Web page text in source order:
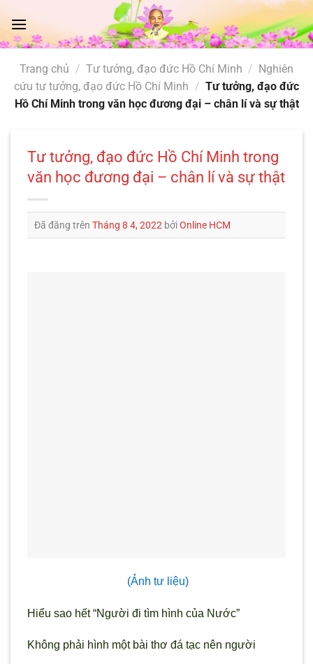
đến
nội
Trang chủ / Tư tưởng, đạo đức Hồ Chí Minh / Nghiên
cứu tư tưởng, đạo đức Hồ Chí Minh / Tư tưởng, đạo đức
Hồ Chí Minh trong văn học đương đại – chân lí và sự thật
Tư tưởng, đạo đức Hồ Chí Minh trong
văn học đương đại – chân lí và sự thật
Đã đăng trên Tháng 8 4, 2022 bởiOnline HCM
(Ảnh tư liệu)
Hiểu sao hết “Người đi tìm hình của Nước”
Không phải hình một bài thơ đá tạc nên người